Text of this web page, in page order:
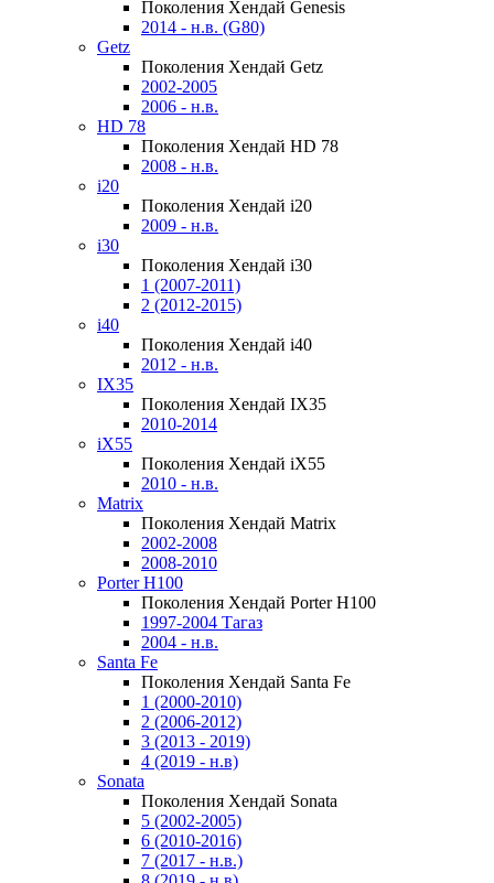
Поколения Хендай Genesis
2014 - н.в. (G80)
Getz
Поколения Хендай Getz
2002-2005
2006 - н.в.
HD 78
Поколения Хендай HD 78
2008 - н.в.
i20
Поколения Хендай i20
2009 - н.в.
i30
Поколения Хендай i30
1 (2007-2011)
2 (2012-2015)
i40
Поколения Хендай i40
2012 - н.в.
IX35
Поколения Хендай IX35
2010-2014
iX55
Поколения Хендай iX55
2010 - н.в.
Matrix
Поколения Хендай Matrix
2002-2008
2008-2010
Porter H100
Поколения Хендай Porter H100
1997-2004 Тагаз
2004 - н.в.
Santa Fe
Поколения Хендай Santa Fe
1 (2000-2010)
2 (2006-2012)
3 (2013 - 2019)
4 (2019 - н.в)
Sonata
Поколения Хендай Sonata
5 (2002-2005)
6 (2010-2016)
7 (2017 - н.в.)